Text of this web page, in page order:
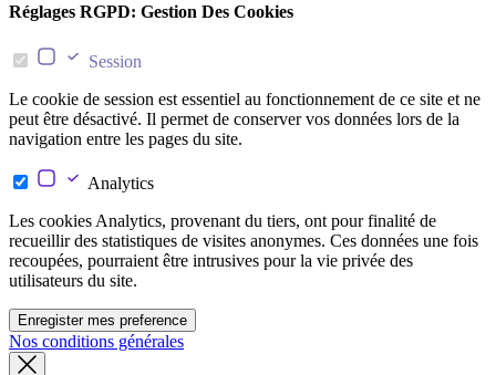
Réglages RGPD: Gestion Des Cookies
Session
Le cookie de session est essentiel au fonctionnement de ce site et ne
peut être désactivé. Il permet de conserver vos données lors de la
navigation entre les pages du site.
Analytics
Les cookies Analytics, provenant du tiers, ont pour finalité de
recueillir des statistiques de visites anonymes. Ces données une fois
recoupées, pourraient être intrusives pour la vie privée des
utilisateurs du site.
Enregister mes preference
Nos conditions générales